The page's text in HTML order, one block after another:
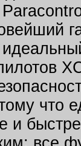
что
и